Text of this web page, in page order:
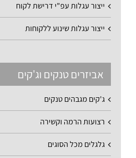
ייצור עגלות עפ"י דרישת לקוח
ייצור עגלות שינוע ללקוחות
אביזרים טנקים וג'קים
ג'קים מגבהים טנקים
רצועות הרמה וקשירה
גלגלים מכל הסוגים